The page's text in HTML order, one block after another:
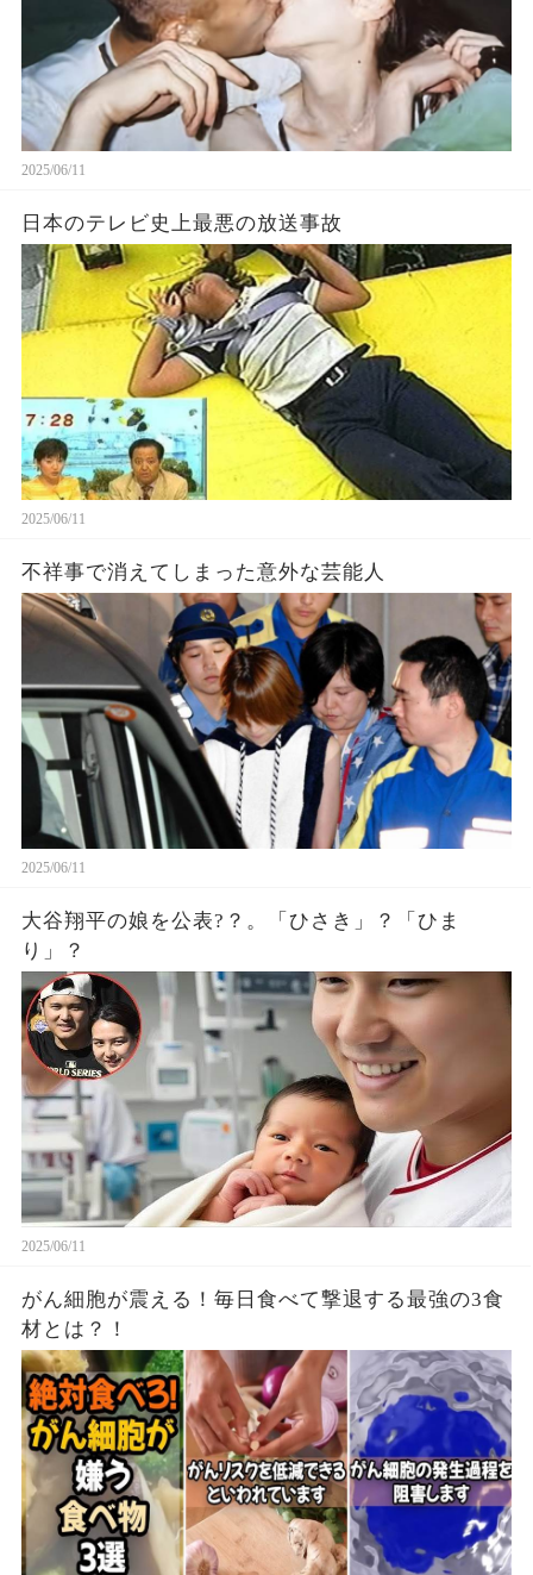
2025/06/11
日本のテレビ史上最悪の放送事故
2025/06/11
不祥事で消えてしまった意外な芸能人
2025/06/11
大谷翔平の娘を公表?？。「ひさき」？「ひま
り」？
2025/06/11
がん細胞が震える！毎日食べて撃退する最強の3食
材とは？！